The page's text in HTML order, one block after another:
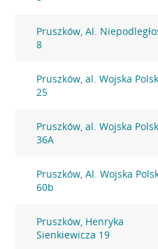
Pruszków, Al.
8
Pruszków, al. Wojska
25
Pruszków, al. Wojska
36A
Pruszków, Al. Wojska
60b
Pruszków, Henryka
Sienkiewicza 19